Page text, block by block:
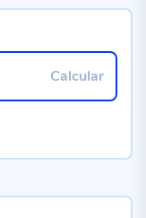
Calcular